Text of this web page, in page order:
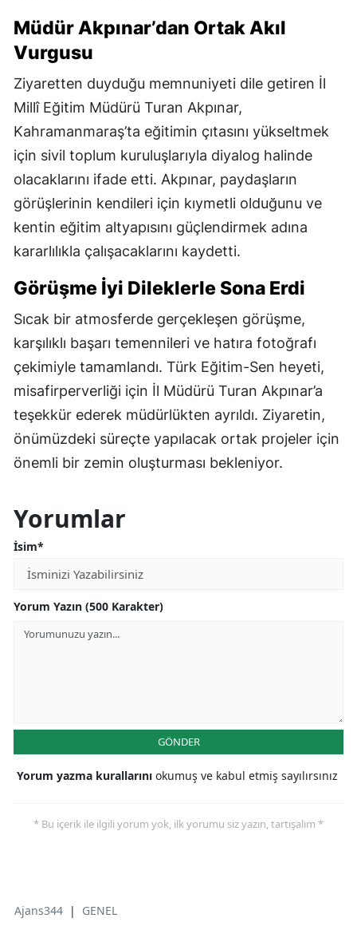
Müdür Akpınar’dan Ortak Akıl
Vurgusu
Ziyaretten duyduğu memnuniyeti dile getiren İl
Millî Eğitim Müdürü Turan Akpınar,
Kahramanmaraş’ta eğitimin çıtasını yükseltmek
için sivil toplum kuruluşlarıyla diyalog halinde
olacaklarını ifade etti. Akpınar, paydaşların
görüşlerinin kendileri için kıymetli olduğunu ve
kentin eğitim altyapısını güçlendirmek adına
kararlılıkla çalışacaklarını kaydetti.
Görüşme İyi Dileklerle Sona Erdi
Sıcak bir atmosferde gerçekleşen görüşme,
karşılıklı başarı temennileri ve hatıra fotoğrafı
çekimiyle tamamlandı. Türk Eğitim-Sen heyeti,
misafirperverliği için İl Müdürü Turan Akpınar’a
teşekkür ederek müdürlükten ayrıldı. Ziyaretin,
önümüzdeki süreçte yapılacak ortak projeler için
önemli bir zemin oluşturması bekleniyor.
Yorumlar
İsim*
Yorum Yazın (500 Karakter)
GÖNDER
Yorum yazma kurallarını okumuş ve kabul etmiş sayılırsınız
* Bu içerik ile ilgili yorum yok, ilk yorumu siz yazın, tartışalım *
Ajans344 | GENEL